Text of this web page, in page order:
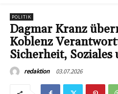
POLITIK
Dagmar Kranz
Koblenz
Sicherheit,
redaktion 03.07.2026